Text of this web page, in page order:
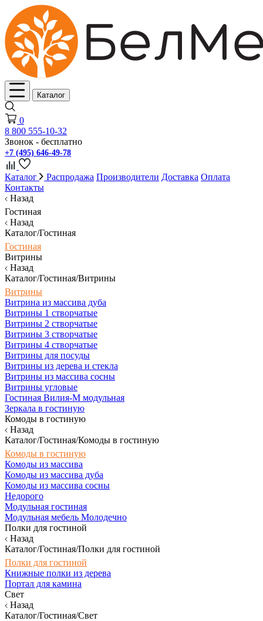
Каталог
0
8 800 555-10-32
Звонок - бесплатно
+7 (495) 646-49-78
Каталог Распродажа Производители Доставка Оплата
Контакты
Назад
Гостиная
Назад
Каталог/Гостиная
Гостиная
Витрины
Назад
Каталог/Гостиная/Витрины
Витрины
Витрина из массива дуба
Витрины 1 створчатые
Витрины 2 створчатые
Витрины 3 створчатые
Витрины 4 створчатые
Витрины для посуды
Витрины из дерева и стекла
Витрины из массива сосны
Витрины угловые
Гостиная Вилия-М модульная
Зеркала в гостиную
Комоды в гостиную
Назад
Каталог/Гостиная/Комоды в гостиную
Комоды в гостиную
Комоды из массива
Комоды из массива дуба
Комоды из массива сосны
Недорого
Модульная гостиная
Модульная мебель Молодечно
Полки для гостиной
Назад
Каталог/Гостиная/Полки для гостиной
Полки для гостиной
Книжные полки из дерева
Портал для камина
Свет
Назад
Каталог/Гостиная/Свет